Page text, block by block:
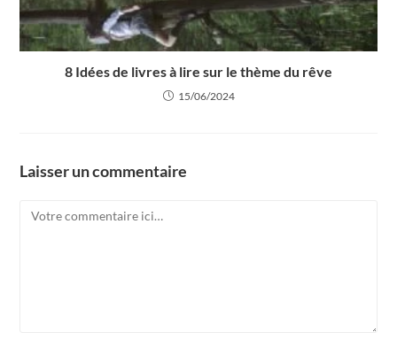
8 Idées de livres à lire sur le thème du rêve
15/06/2024
Laisser un commentaire